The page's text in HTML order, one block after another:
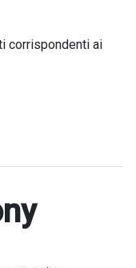
corrispondenti ai